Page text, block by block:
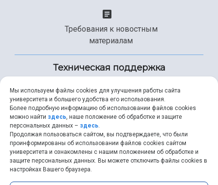
Требования к новостным
материалам
Техническая поддержка
+7 (846) 267-49-99
help@ssau.ru
Мы используем файлы cookies для улучшения работы сайта
университета и большего удобства его использования.
Более подробную информацию об использовании файлов cookies
можно найти здесь, наше положение об обработке и защите
персональных данных – здесь.
Продолжая пользоваться сайтом, вы подтверждаете, что были
проинформированы об использовании файлов cookies сайтом
университета и ознакомлены с нашим положением об обработке и
защите персональных данных. Вы можете отключить файлы cookies в
настройках Вашего браузера.